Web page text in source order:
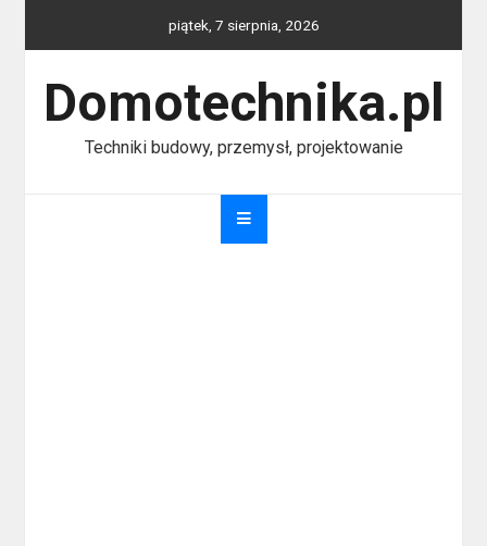
piątek, 7 sierpnia, 2026
Domotechnika.pl
Techniki budowy, przemysł, projektowanie